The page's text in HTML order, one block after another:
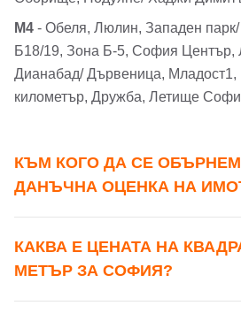
Парола
Забравена парола?
Вход
или използвай
Вход с
М4 - Обеля, Люлин, Западен
Б18/19, Зона Б-5, София Център,
Дианабад/ Дървеница, Младост1,
километър, Дружба, Летище
КЪМ КОГО ДА СЕ
ДАНЪЧНА ОЦЕНКА НА
КАКВА Е ЦЕНАТА НА
МЕТЪР ЗА СОФИЯ?
Телефон*
▼
Вашето запитване
се обадим възможно